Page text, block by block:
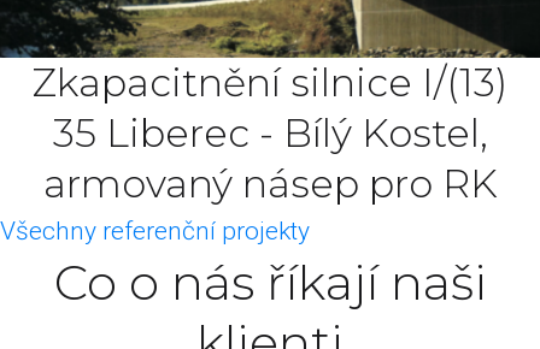
Zkapacitnění silnice I/(13)
35 Liberec - Bílý Kostel,
armovaný násep pro RK
Všechny referenční projekty
Co o nás říkají naši